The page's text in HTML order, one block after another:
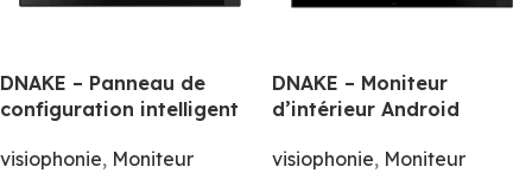
DNAKE – Panneau de
configuration intelligent
visiophonie, Moniteur
DNAKE – Moniteur
d’intérieur Android
visiophonie, Moniteur